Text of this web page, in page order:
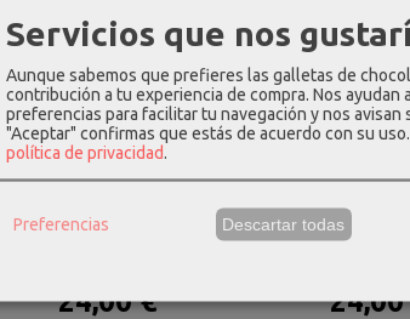
Neceser kcb doble special
24,00 €
Neceser kcb
24,00
Servicios que nos
Aunque sabemos que prefieres las galletas de
contribución a tu experiencia de compra. Nos
preferencias para facilitar tu navegación y nos
"Aceptar" confirmas que estás de acuerdo con su uso.
política de privacidad.
Preferencias Descartar todas